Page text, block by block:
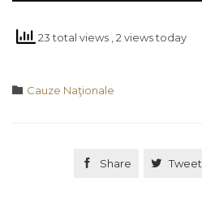
23 total views , 2 views today
 Category
Cauze Naţionale
 Share  Tweet